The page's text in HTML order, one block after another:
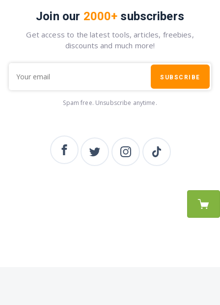
Join our 2000+ subscribers
Get access to the latest tools, articles, freebies,
discounts and much more!
SUBSCRIBE
Spam free. Unsubscribe anytime.